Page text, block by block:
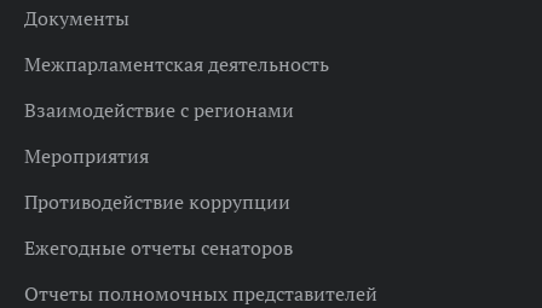
Документы
Межпарламентская деятельность
Взаимодействие с регионами
Мероприятия
Противодействие коррупции
Ежегодные отчеты сенаторов
Отчеты полномочных представителей